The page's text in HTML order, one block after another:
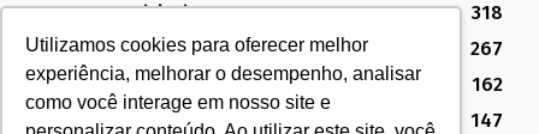
Utilizamos cookies para oferecer melhor
experiência, melhorar o desempenho, analisar
como você interage em nosso site e
Assuntos Legislativos
318
Política Sindical e Institucional
267
Destaques do Legislativo
162
Notícias do Congresso
147